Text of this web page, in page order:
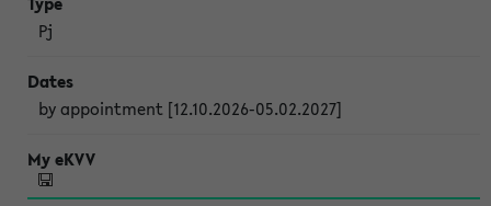
Pj
by appointment [12.10.2026-05.02.2027]